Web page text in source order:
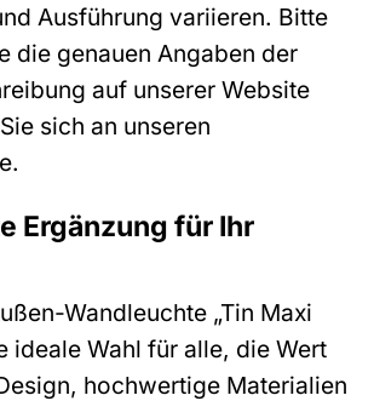
Ausführung variieren. Bitte
die genauen Angaben der
auf unserer Website
sich an unseren
Ergänzung für Ihr
Wandleuchte „Tin Maxi
ideale Wahl für alle, die Wert
hochwertige Materialien